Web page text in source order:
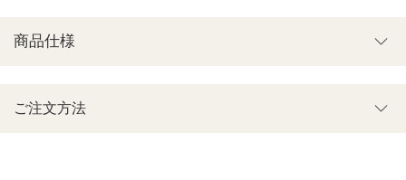
ご注文方法
商品仕様